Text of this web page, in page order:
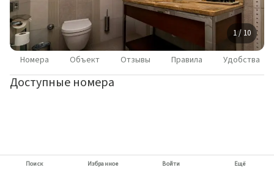
1 / 10
Номера Объект Отзывы Правила Удобства
Доступные номера
Поиск Избранное Войти Ещё